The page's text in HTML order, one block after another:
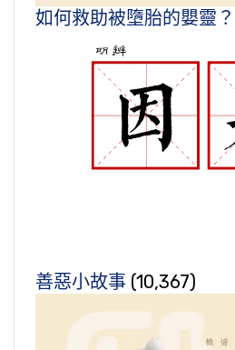
如何救助被墮胎的嬰靈？
善惡小故事 (10,367)